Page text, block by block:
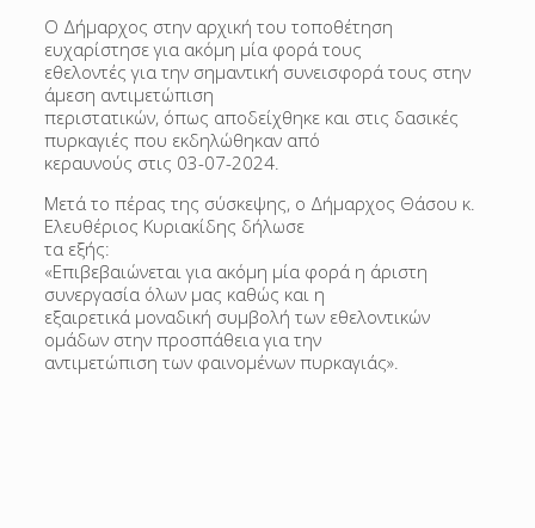
Ο Δήμαρχος στην αρχική του τοποθέτηση
ευχαρίστησε για ακόμη μία φορά τους
εθελοντές για την σημαντική συνεισφορά τους στην
άμεση αντιμετώπιση
περιστατικών, όπως αποδείχθηκε και στις δασικές
πυρκαγιές που εκδηλώθηκαν από
κεραυνούς στις 03-07-2024.
Μετά το πέρας της σύσκεψης, ο Δήμαρχος Θάσου κ.
Ελευθέριος Κυριακίδης δήλωσε
τα εξής:
«Επιβεβαιώνεται για ακόμη μία φορά η άριστη
συνεργασία όλων μας καθώς και η
εξαιρετικά μοναδική συμβολή των εθελοντικών
ομάδων στην προσπάθεια για την
αντιμετώπιση των φαινομένων πυρκαγιάς».